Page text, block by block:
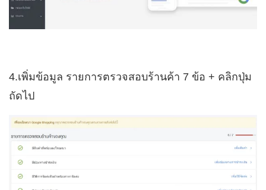
4.เพิ่มข้อมูล รายการตรวจสอบร้านค้า 7 ข้อ + คลิกปุ่ม
ถัดไป